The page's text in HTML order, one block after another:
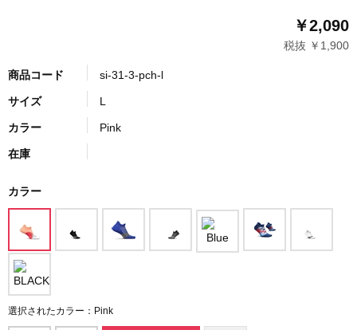
￥2,090
税抜 ￥1,900
商品コード si-31-3-pch-l
サイズ L
カラー Pink
在庫
カラー
選択されたカラー：Pink